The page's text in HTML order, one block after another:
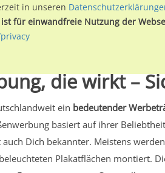
die wirkt –
ein bedeutender
basiert auf ihrer
Dich bekannter. Meistens
Plakatflächen montiert.
in unseren
ist für einwandfreie Nutzung der